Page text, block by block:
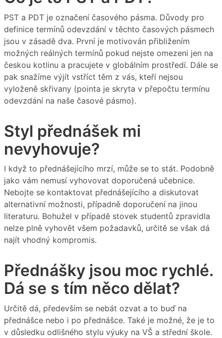
PST a PDT je označení časového pásma. Důvody pro
definice termínů odevzdání v těchto časových pásmech
jsou v zásadě dva. První je motivován přibližením
možných reálných termínů pokud nejste omezeni jen na
českou kotlinu a pracujete v globálním prostředí. Dále se
pak snažíme výjít vstříct těm z vás, kteří nejsou
vyloženě skřivany (pointa je skryta v přepočtu termínu
odevzdání na naše časové pásmo).
Styl přednášek mi
nevyhovuje?
I když to přednášejícího mrzí, může se to stát. Podobně
jako vám nemusí vyhovovat doporučená učebnice.
Nebojte se kontaktovat přednášejícího a diskutovat
alternativní možnosti, případně doporučení na jinou
literaturu. Bohužel v případě stovek studentů zpravidla
nelze plně vyhovět všem požadavků, určitě se však dá
najít vhodný kompromis.
Přednášky jsou moc rychlé.
Dá se s tím něco dělat?
Určitě dá, především se nebát ozvat a to buď na
přednášce nebo i po přednášce. Také je možné, že je to
v důsledku odlišného stylu výuky na VŠ a střední škole.